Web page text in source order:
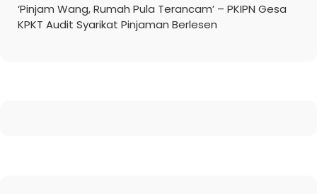
‘Pinjam Wang, Rumah Pula Terancam’ – PKIPN Gesa
KPKT Audit Syarikat Pinjaman Berlesen